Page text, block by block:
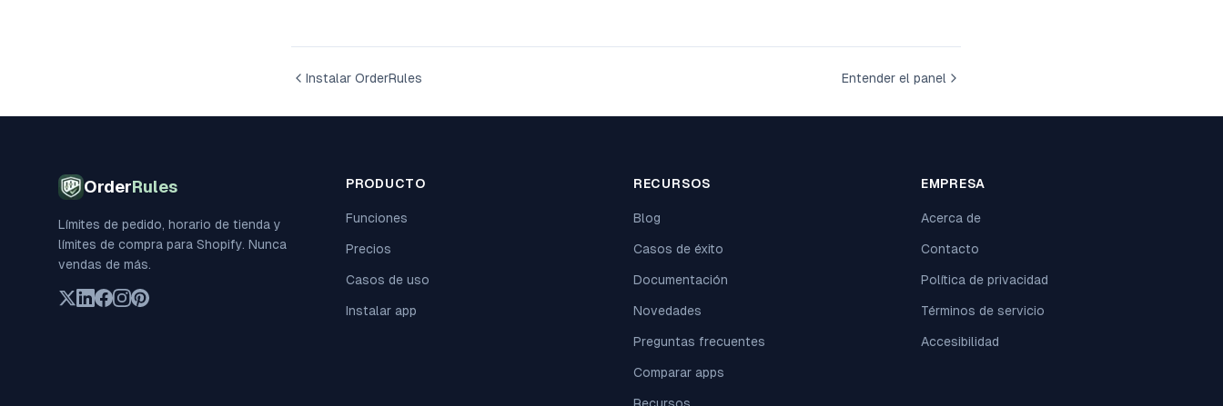
Instalar OrderRules Entender el panel
OrderRules
Límites de pedido, horario de tienda y
límites de compra para Shopify. Nunca
vendas de más.
PRODUCTO
Funciones
Precios
Casos de uso
Instalar app
RECURSOS
Blog
Casos de éxito
Documentación
Novedades
Preguntas frecuentes
Comparar apps
EMPRESA
Acerca de
Contacto
Política de privacidad
Términos de servicio
Accesibilidad